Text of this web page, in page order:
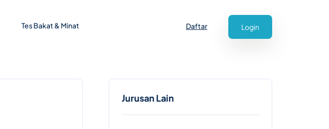
Tes Bakat & Minat Daftar Login
Jurusan Lain